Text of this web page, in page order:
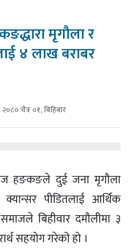
मृगौला र
४ लाख बराबर
२०८० चैत्र ०१, बिहिबार
हङकङले दुई जना मृगौला
पीडितलाई आर्थिक
बिहीवार दमौलीमा ३
सहयोग गरेको हो ।